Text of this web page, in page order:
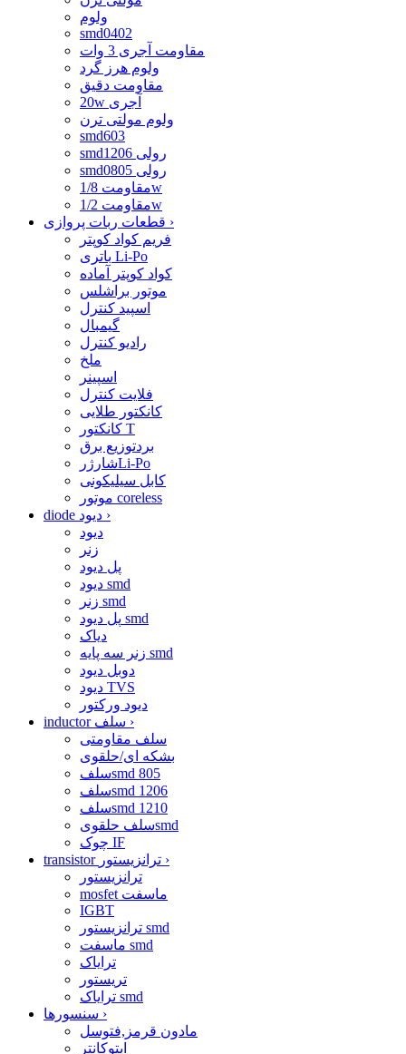
ولوم
smd0402
مقاومت آجری 3 وات
ولوم هرز گرد
مقاومت دقیق
20w آجری
ولوم مولتی ترن
smd603
smd1206 رولی
smd0805 رولی
مقاومت 1/8w
مقاومت 1/2w
›
فریم کواد کوپتر
باتری Li-Po
کواد کوپتر آماده
موتور براشلس
اسپید کنترل
گیمبال
رادیو کنترل
ملخ
اسپینر
فلایت کنترل
کانکتور طلایی
کانکتور T
بردتوزیع برق
شارژرLi-Po
کابل سیلیکونی
موتور coreless
›
دیود
زنر
پل دیود
دیود smd
زنر smd
پل دیود smd
دیاک
زنر سه پایه smd
دوبل دیود
دیود TVS
دیود ورکتور
›
سلف مقاومتی
بشکه ای/حلقوی
سلفsmd 805
سلفsmd 1206
سلفsmd 1210
سلف حلقویsmd
چوک IF
›
ترانزیستور
mosfet ماسفت
IGBT
ترانزیستور smd
ماسفت smd
ترایاک
تریستور
ترایاک smd
›
مادون قرمز,فتوسل
اپتوکانتر